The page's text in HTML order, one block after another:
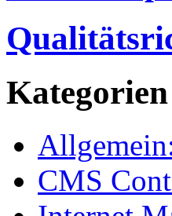
Kategorien
CMS